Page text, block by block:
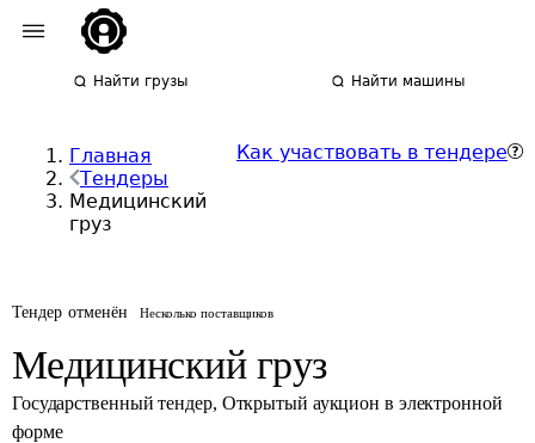
Найти грузы Найти машины
Главная
Тендеры
Медицинский
груз
Как участвовать в тендере
Тендер отменён Несколько поставщиков
Медицинский груз
Государственный тендер, Открытый аукцион в электронной
форме